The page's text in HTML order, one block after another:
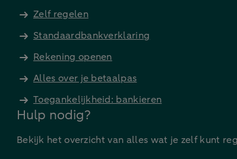
Zelf regelen
Standaardbankverklaring
Rekening openen
Alles over je betaalpas
Toegankelijkheid: bankieren
Hulp nodig?
Bekijk het overzicht van alles wat je zelf kunt